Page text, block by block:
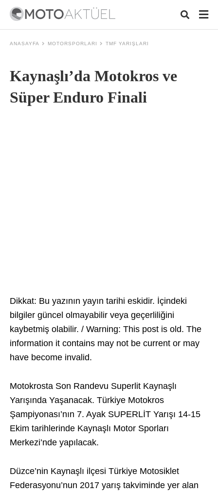
ANASAYFA MOTORSPORLARI TMF YARIŞLARI
Kaynaşlı’da Motokros ve
Süper Enduro Finali
Dikkat: Bu yazının yayın tarihi eskidir. İçindeki
bilgiler güncel olmayabilir veya geçerliliğini
kaybetmiş olabilir. / Warning: This post is old. The
information it contains may not be current or may
have become invalid.
Motokrosta Son Randevu Superlit Kaynaşlı
Yarışında Yaşanacak. Türkiye Motokros
Şampiyonası’nın 7. Ayak SUPERLİT Yarışı 14-15
Ekim tarihlerinde Kaynaşlı Motor Sporları
Merkezi’nde yapılacak.
Düzce’nin Kaynaşlı ilçesi Türkiye Motosiklet
Federasyonu’nun 2017 yarış takviminde yer alan